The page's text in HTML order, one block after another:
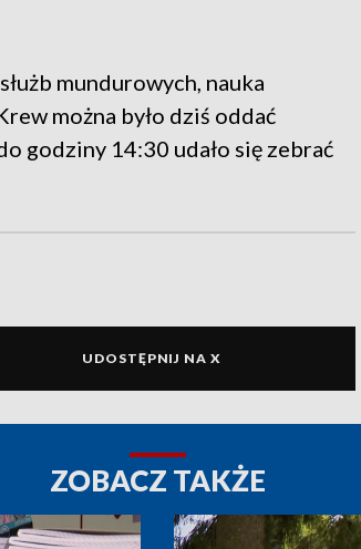
mundurowych, nauka
można było dziś oddać
godziny 14:30 udało się zebrać
UDOSTĘPNIJ NA X
ZOBACZ TAKŻE